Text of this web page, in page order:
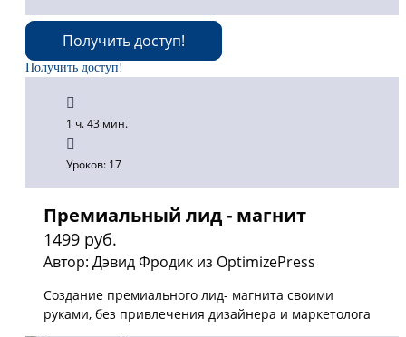
1 ч. 43 мин.
Уроков: 17
Получить доступ!
Получить доступ!
Премиальный лид - магнит
1499 руб.
Автор: Дэвид Фродик из OptimizePress
Создание премиального лид- магнита своими
руками, без привлечения дизайнера и маркетолога